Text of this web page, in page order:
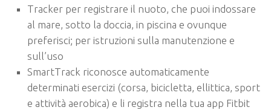
Tracker per registrare il nuoto, che puoi indossare
al mare, sotto la doccia, in piscina e ovunque
preferisci; per istruzioni sulla manutenzione e
sull’uso
SmartTrack riconosce automaticamente
determinati esercizi (corsa, bicicletta, ellittica, sport
e attività aerobica) e li registra nella tua app Fitbit